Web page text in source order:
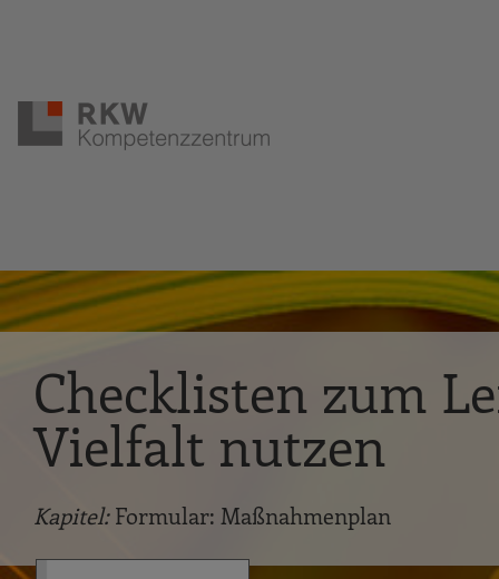
Checklisten zum
Vielfalt nutzen
Kapitel:Formular: Maßnahmenplan